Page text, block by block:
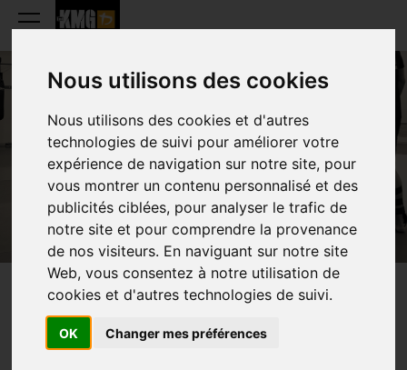
Nous utilisons des cookies
Nous utilisons des cookies et d'autres
technologies de suivi pour améliorer votre
expérience de navigation sur notre site, pour
vous montrer un contenu personnalisé et des
publicités ciblées, pour analyser le trafic de
notre site et pour comprendre la provenance
de nos visiteurs. En naviguant sur notre site
Web, vous consentez à notre utilisation de
cookies et d'autres technologies de suivi.
OK Changer mes préférences
NOÉ DELVIGNE
PRÉSENTATION